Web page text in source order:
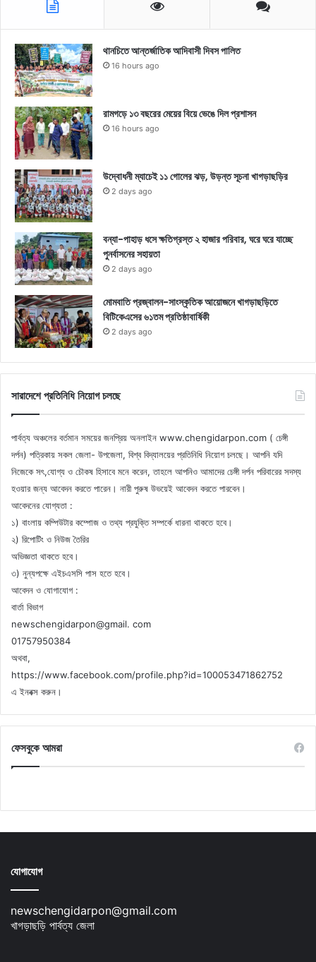
থানচিতে আন্তর্জাতিক আদিবাসী দিবস পালিত
16 hours ago
রামগড়ে ১৩ বছরের মেয়ের বিয়ে ভেঙে দিল প্রশাসন
16 hours ago
উদ্বোধনী ম্যাচেই ১১ গোলের ঝড়, উড়ন্ত সূচনা খাগড়াছড়ির
2 days ago
বন্যা-পাহাড় ধসে ক্ষতিগ্রস্ত ২ হাজার পরিবার, ঘরে ঘরে যাচ্ছে
পুনর্বাসনের সহায়তা
2 days ago
মোমবাতি প্রজ্বালন-সাংস্কৃতিক আয়োজনে খাগড়াছড়িতে
বিটিকেএসের ৬১তম প্রতিষ্ঠাবার্ষিকী
2 days ago
সারাদেশে প্রতিনিধি নিয়োগ চলছে
পার্বত্য অঞ্চলের বর্তমান সময়ের জনপ্রিয় অনলাইন www.chengidarpon.com ( চেঙ্গী
দর্পন) পত্রিকায় সকল জেলা- উপজেলা, বিশ্ব বিদ্যালয়ের প্রতিনিধি নিয়োগ চলছে। আপনি যদি
নিজেকে সৎ,যোগ্য ও চৌকষ হিসাবে মনে করেন, তাহলে আপনিও আমাদের চেঙ্গী দর্পন পরিবারের সদস্য
হওয়ার জন্য আবেদন করতে পারেন। নারী পুরুষ উভয়েই আবেদন করতে পারবেন।
আবেদনের যোগ্যতা :
১) বাংলায় কম্পিউটার কম্পোজ ও তথ্য প্রযুক্তি সম্পর্কে ধারনা থাকতে হবে।
২) রিপোটিং ও নিউজ তৈরির
অভিজ্ঞতা থাকতে হবে।
৩) নুন্যপক্ষে এইচএসসি পাস হতে হবে।
আবেদন ও যোগাযোগ :
বার্তা বিভাগ
newschengidarpon@gmail. com
01757950384
অথবা,
https://www.facebook.com/profile.php?id=100053471862752
এ ইনবক্স করুন।
ফেসবুকে আমরা
যোগাযোগ
newschengidarpon@gmail.com
খাগড়াছড়ি পার্বত্য জেলা